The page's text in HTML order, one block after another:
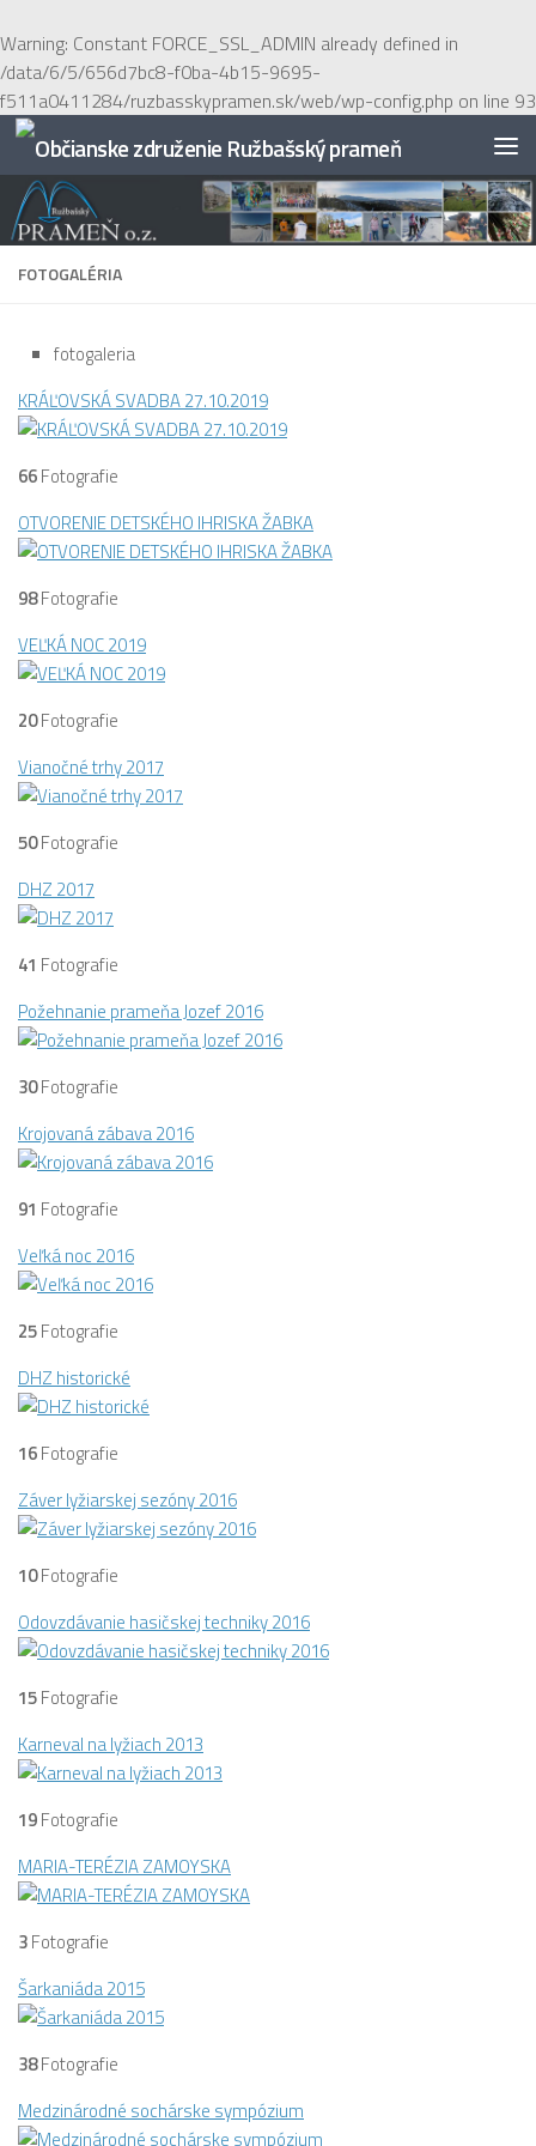
Warning: Constant FORCE_SSL_ADMIN already defined in
/data/6/5/656d7bc8-f0ba-4b15-9695-
f511a0411284/ruzbasskypramen.sk/web/wp-config.php on line 93
Preskočiť na obsah
FOTOGALÉRIA
fotogaleria
KRÁĽOVSKÁ SVADBA 27.10.2019
66Fotografie
OTVORENIE DETSKÉHO IHRISKA ŽABKA
98Fotografie
VEĽKÁ NOC 2019
20Fotografie
Vianočné trhy 2017
50Fotografie
DHZ 2017
41 Fotografie
Požehnanie prameňa Jozef 2016
30Fotografie
Krojovaná zábava 2016
91 Fotografie
Veľká noc 2016
25Fotografie
DHZ historické
16Fotografie
Záver lyžiarskej sezóny 2016
10Fotografie
Odovzdávanie hasičskej techniky 2016
15Fotografie
Karneval na lyžiach 2013
19Fotografie
MARIA-TERÉZIA ZAMOYSKA
3Fotografie
Šarkaniáda 2015
38Fotografie
Medzinárodné sochárske sympózium